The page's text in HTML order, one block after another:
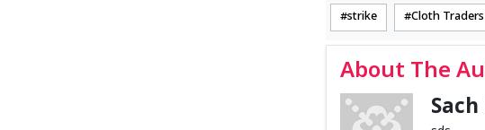
strike Cloth Traders
About The